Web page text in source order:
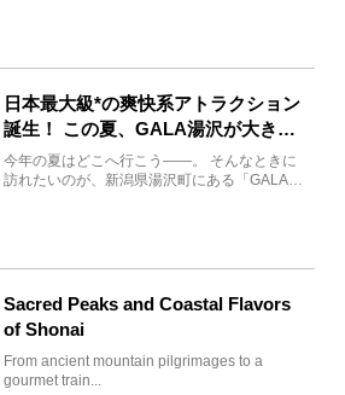
日本最大級*の爽快系アトラクション
誕生！ この夏、GALA湯沢が大きく
生まれ変わる
今年の夏はどこへ行こう――。 そんなときに
訪れたいのが、新潟県湯沢町にある「GALA湯
Sacred Peaks and Coastal Flavors
of Shonai
From ancient mountain pilgrimages to a
gourmet train...